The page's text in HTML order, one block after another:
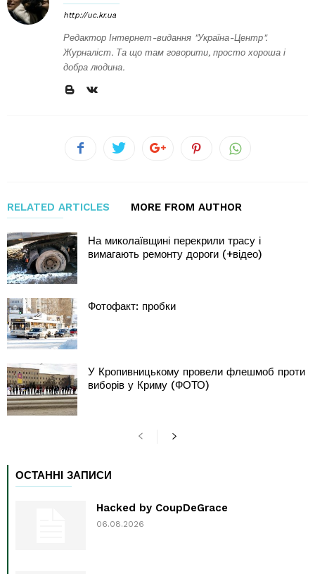
http://uc.kr.ua
Редактор Інтернет-видання "Україна-Центр".
Журналіст. Та що там говорити, просто хороша і
добра людина.
RELATED ARTICLES MORE FROM AUTHOR
На миколаївщині перекрили трасу і
вимагають ремонту дороги (+відео)
Фотофакт: пробки
У Кропивницькому провели флешмоб проти
виборів у Криму (ФОТО)
ОСТАННІ ЗАПИСИ
Hacked by CoupDeGrace
06.08.2026